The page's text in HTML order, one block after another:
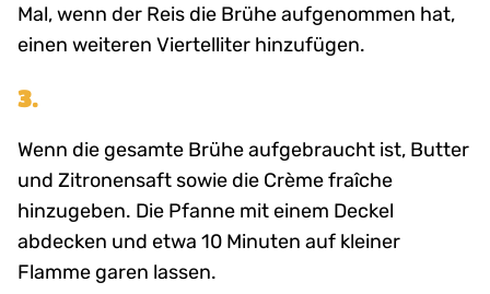
Mal, wenn der Reis die Brühe aufgenommen hat,
einen weiteren Viertelliter hinzufügen.
3.
Wenn die gesamte Brühe aufgebraucht ist, Butter
und Zitronensaft sowie die Crème fraîche
hinzugeben. Die Pfanne mit einem Deckel
abdecken und etwa 10 Minuten auf kleiner
Flamme garen lassen.